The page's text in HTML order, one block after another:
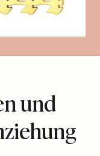
und